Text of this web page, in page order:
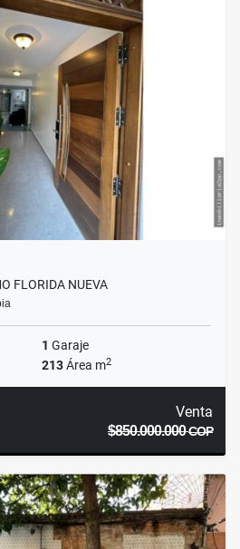
FLORIDA NUEVA
1 Garaje
213Área m2
Venta
$850.000.000COP